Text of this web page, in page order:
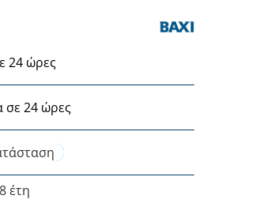
24 ώρες
24 ώρες
έτη